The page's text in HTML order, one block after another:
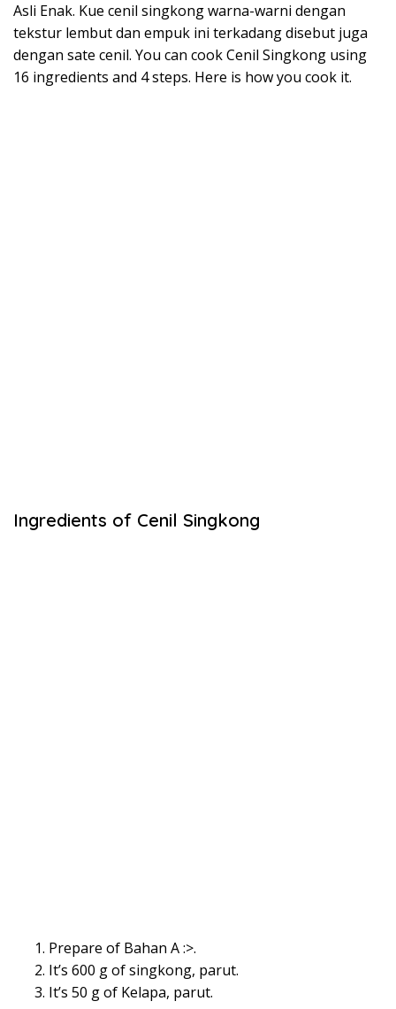
Asli Enak. Kue cenil singkong warna-warni dengan
tekstur lembut dan empuk ini terkadang disebut juga
dengan sate cenil. You can cook Cenil Singkong using
16 ingredients and 4 steps. Here is how you cook it.
Ingredients of Cenil Singkong
Prepare of Bahan A :>.
It’s 600 g of singkong, parut.
It’s 50 g of Kelapa, parut.